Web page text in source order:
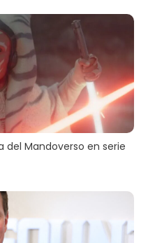
Mandoverso en serie